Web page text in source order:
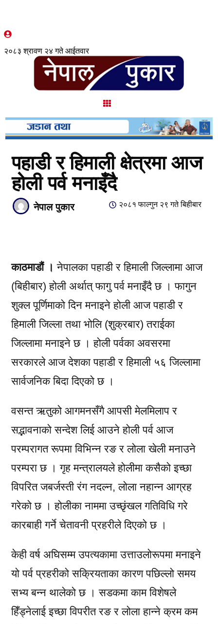
२०८३ श्रावण २४ गते आईतवार
पहाडी र हिमाली क्षेत्रमा आज
होली पर्व मनाइँदै
नेपाल पुकार २०८१ फाल्गुन २९ गते बिहीबार
काठमाडौं ।नेपालका पहाडी र हिमाली जिल्लामा आज
(बिहीबार) होली अर्थात् फागु पर्व मनाइँदै छ । फागुन
शुक्ल पूर्णिमाको दिन मनाइने होली आज पहाडी र
हिमाली जिल्ला तथा भोलि (शुक्रबार) तराईका
जिल्लामा मनाइने छ । होली पर्वका अवसरमा
सरकारले आज देशका पहाडी र हिमाली ५६ जिल्लामा
सार्वजनिक बिदा दिएको छ ।
वसन्त ऋतुको आगमनसँगै आपसी मेलमिलाप र
सद्भावनाको सन्देश लिई आउने होली पर्व आज
परम्परागत रूपमा विभिन्न रङ र लोला खेली मनाउने
परम्परा छ । गृह मन्त्रालयले होलीमा कसैको इच्छा
विपरित जबर्जस्ती रंग नदल्न, लोला नहान्न आग्रह
गरेको छ । होलीका नाममा उच्छृंखल गतिविधि गरे
कारबाही गर्ने चेतावनी प्रहरीले दिएको छ ।
केही वर्ष अघिसम्म उपत्यकामा उत्ताउलोरूपमा मनाइने
यो पर्व प्रहरीको सक्रियताका कारण पछिल्लो समय
सभ्य बन्न थालेको छ । सडकमा काम विशेषले
हिँड्नेलाई इच्छा विपरीत रङ र लोला हान्ने क्रम कम